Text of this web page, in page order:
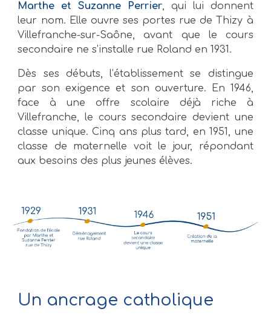
Marthe et Suzanne Perrier, qui lui donnent
leur nom. Elle ouvre ses portes rue de Thizy à
Villefranche-sur-Saône, avant que le cours
secondaire ne s’installe rue Roland en 1931.
Dès ses débuts, l’établissement se distingue
par son exigence et son ouverture. En 1946,
face à une offre scolaire déjà riche à
Villefranche, le cours secondaire devient une
classe unique. Cinq ans plus tard, en 1951, une
classe de maternelle voit le jour, répondant
aux besoins des plus jeunes élèves.
Un ancrage catholique